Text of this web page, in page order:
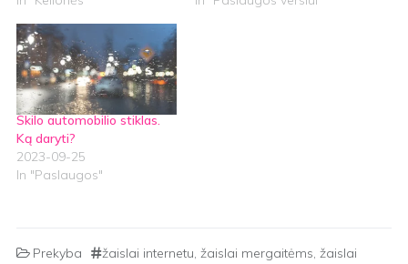
Skilo automobilio stiklas.
Ką daryti?
2023-09-25
In "Paslaugos"
Prekyba žaislai internetu, žaislai mergaitėms, žaislai